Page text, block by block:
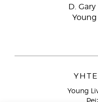
D.
Young